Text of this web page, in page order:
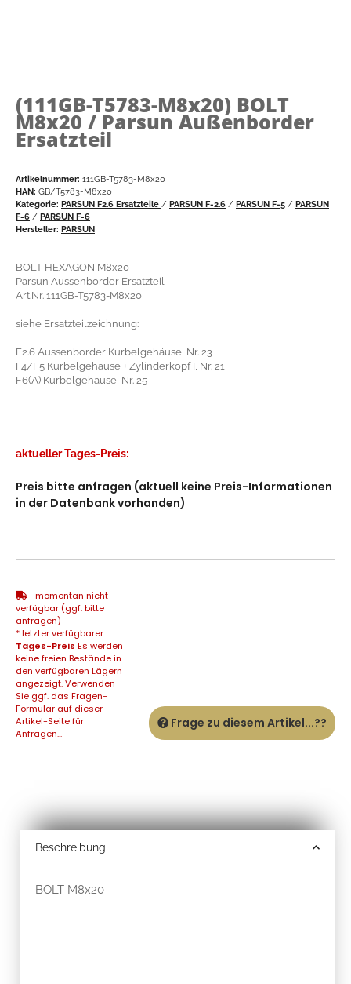
(111GB-T5783-M8x20) BOLT
M8x20 / Parsun Außenborder
Ersatzteil
Artikelnummer: 111GB-T5783-M8x20
HAN: GB/T5783-M8x20
Kategorie: PARSUN F2.6 Ersatzteile / PARSUN F-2.6 / PARSUN F-5 / PARSUN
F-6 / PARSUN F-6
Hersteller: PARSUN
BOLT HEXAGON M8x20
Parsun Aussenborder Ersatzteil
Art.Nr. 111GB-T5783-M8x20
siehe Ersatzteilzeichnung:
F2.6 Aussenborder Kurbelgehäuse, Nr. 23
F4/F5 Kurbelgehäuse + Zylinderkopf I, Nr. 21
F6(A) Kurbelgehäuse, Nr. 25
aktueller Tages-Preis:
Preis bitte anfragen (aktuell keine Preis-Informationen
in der Datenbank vorhanden)
momentan nicht
verfügbar (ggf. bitte
anfragen)
* letzter verfügbarer
Tages-Preis Es werden
keine freien Bestände in
den verfügbaren Lägern
angezeigt. Verwenden
Sie ggf. das Fragen-
Formular auf dieser
Artikel-Seite für
Anfragen...
Frage zu diesem Artikel...??
Beschreibung
BOLT M8x20